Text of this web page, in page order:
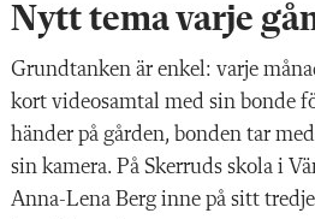
Nytt tema varje
Grundtanken är enkel: varje
kort videosamtal med sin bonde
händer på gården, bonden tar
sin kamera. På Skerruds skola i
Anna-Lena Berg inne på sitt